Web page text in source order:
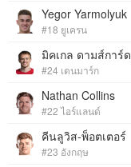
Yegor Yarmolyuk
#18 ยูเครน
มิคเกล ดามส์การ์ด
#24 เดนมาร์ก
Nathan Collins
#22 ไอร์แลนด์
คีนลูวิส-พ็อตเตอร์
#23 อังกฤษ